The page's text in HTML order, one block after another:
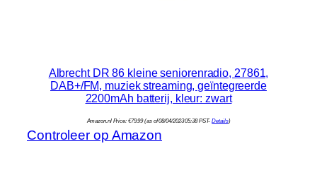
Albrecht DR 86 kleine seniorenradio, 27861,
DAB+/FM, muziek streaming, geïntegreerde
2200mAh batterij, kleur: zwart
Amazon.nl Price: €79.99(as of 08/04/2023 05:38 PST-Details)
Controleer op Amazon